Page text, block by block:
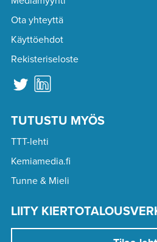
Ota yhteyttä
Käyttöehdot
Rekisteriseloste
TUTUSTU MYÖS
TTT-lehti
Kemiamedia.fi
Tunne & Mieli
LIITY